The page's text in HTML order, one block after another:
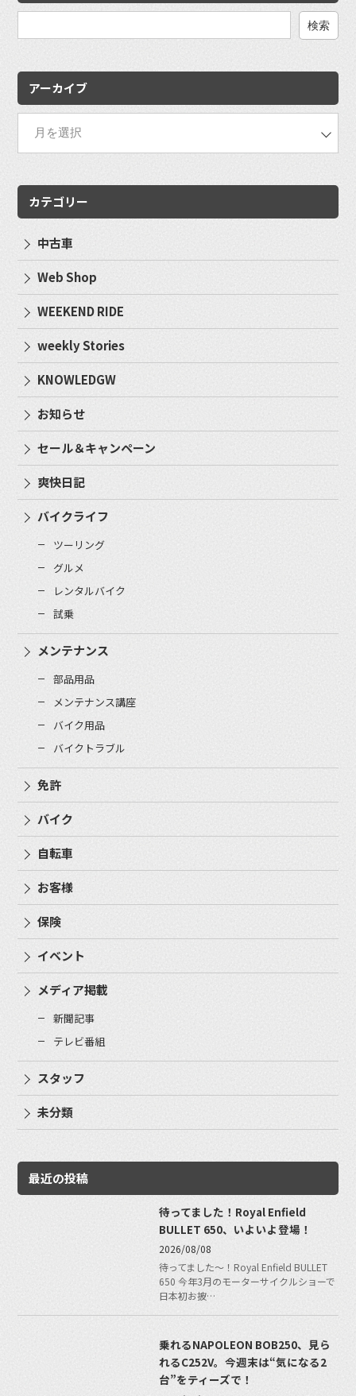
アーカイブ
カテゴリー
中古車
Web Shop
WEEKEND RIDE
weekly Stories
KNOWLEDGW
お知らせ
セール＆キャンペーン
爽快日記
バイクライフ
ツーリング
グルメ
レンタルバイク
試乗
メンテナンス
部品用品
メンテナンス講座
バイク用品
バイクトラブル
免許
バイク
自転車
お客様
保険
イベント
メディア掲載
新聞記事
テレビ番組
スタッフ
未分類
最近の投稿
待ってました！Royal Enfield
BULLET 650、いよいよ登場！
2026/08/08
待ってました〜！Royal Enfield BULLET
650 今年3月のモーターサイクルショーで
日本初お披…
乗れるNAPOLEON BOB250、見ら
れるC252V。今週末は“気になる2
台”をティーズで！